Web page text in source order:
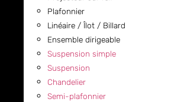
Plafonnier
Linéaire / Îlot / Billard
Ensemble dirigeable
Suspension simple
Suspension
Chandelier
Semi-plafonnier